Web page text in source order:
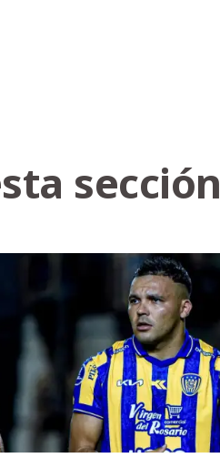
sección